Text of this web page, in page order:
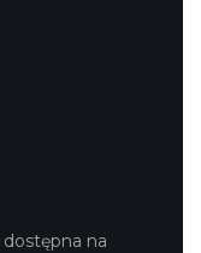
dostępna na